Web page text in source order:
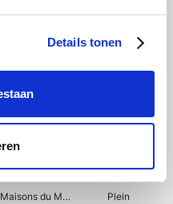
Details tonen
Pazzox Smartwatchbanden
Maisons du Monde Plein